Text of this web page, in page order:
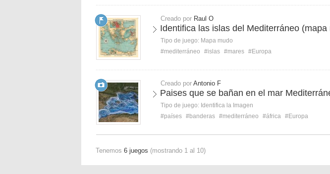
Creado por Raul O
Identifica las islas del Mediterráneo (mapa
Tipo de juego: Mapa mudo
#mediterráneo
#islas #mares #Europa
Creado por Antonio F
Paises que se bañan en el mar
Tipo de juego: Identifica la Imagen
#países #banderas #mediterráneo #áfrica #Europa
Tenemos 6 juegos (mostrando 1 al 10)